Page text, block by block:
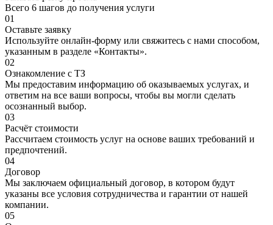
Всего 6 шагов до получения услуги
01
Оставьте заявку
Используйте онлайн-форму или свяжитесь с нами способом,
указанным в разделе «Контакты».
02
Ознакомление с ТЗ
Мы предоставим информацию об оказываемых услугах, и
ответим на все ваши вопросы, чтобы вы могли сделать
осознанный выбор.
03
Расчёт стоимости
Рассчитаем стоимость услуг на основе ваших требований и
предпочтений.
04
Договор
Мы заключаем официальный договор, в котором будут
указаны все условия сотрудничества и гарантии от нашей
компании.
05